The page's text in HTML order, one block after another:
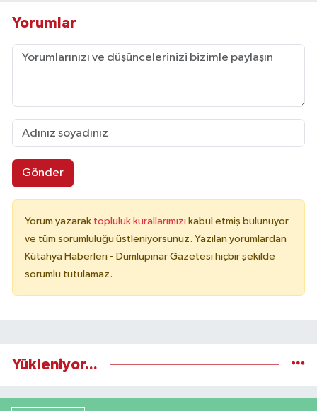
Yorumlar
Gönder
Yorum yazarak topluluk kurallarımızı kabul etmiş bulunuyor
ve tüm sorumluluğu üstleniyorsunuz. Yazılan yorumlardan
Kütahya Haberleri - Dumlupınar Gazetesi hiçbir şekilde
sorumlu tutulamaz.
Yükleniyor...